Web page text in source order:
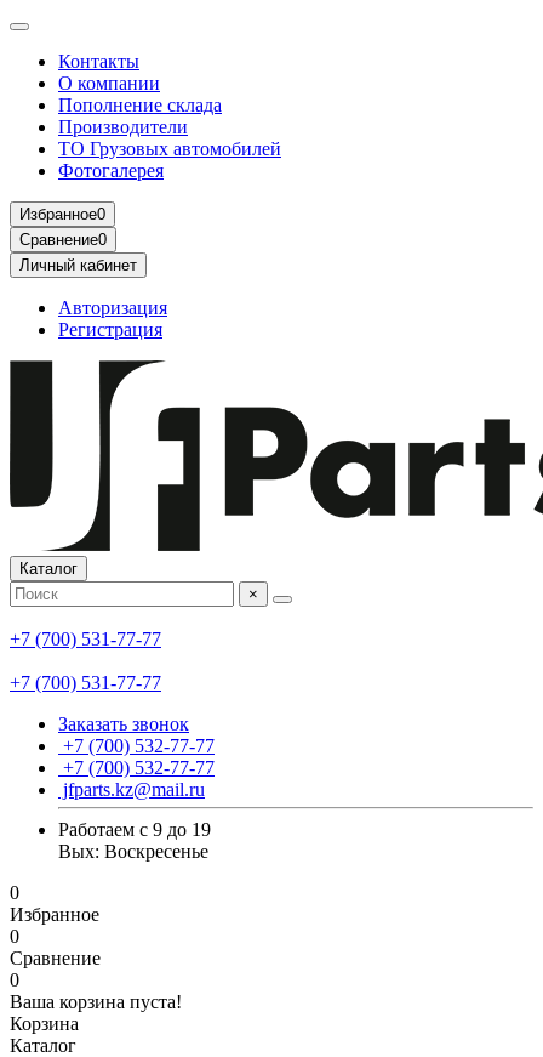
Контакты
О компании
Пополнение склада
Производители
ТО Грузовых автомобилей
Фотогалерея
Избранное0
Сравнение0
Личный кабинет
Авторизация
Регистрация
Каталог
×
+7 (700) 531-77-77
+7 (700) 531-77-77
Заказать звонок
+7 (700) 532-77-77
+7 (700) 532-77-77
jfparts.kz@mail.ru
Работаем с 9 до 19
Вых: Воскресенье
0
Избранное
0
Сравнение
0
Ваша корзина пуста!
Корзина
Каталог